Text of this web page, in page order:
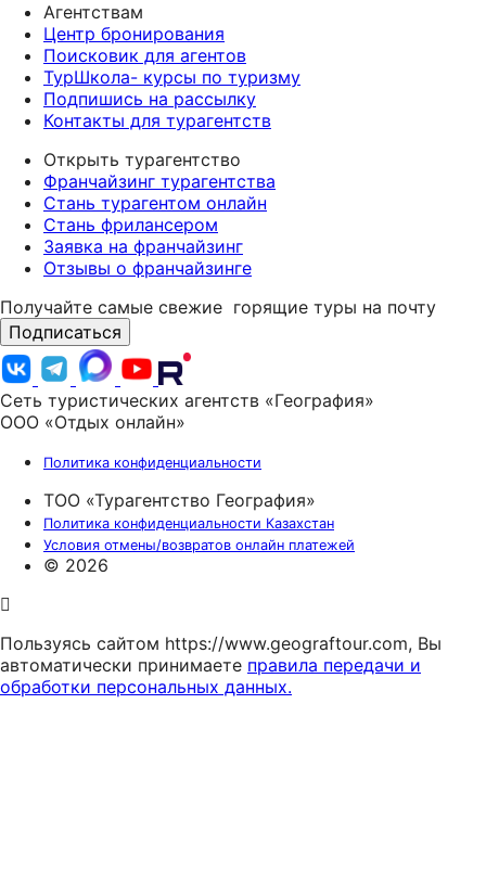
Агентствам
Центр бронирования
Поисковик для агентов
ТурШкола- курсы по туризму
Подпишись на рассылку
Контакты для турагентств
Открыть турагентство
Франчайзинг турагентства
Стань турагентом онлайн
Стань фрилансером
Заявка на франчайзинг
Отзывы о франчайзинге
Получайте самые свежие горящие туры на почту
Подписаться
Сеть туристических агентств «География»
ООО «Отдых онлайн»
Политика конфиденциальности
ТОО «Турагентство География»
Политика конфиденциальности Казахстан
Условия отмены/возвратов онлайн платежей
© 2026
Пользуясь сайтом https://www.geograftour.com, Вы
автоматически принимаете правила передачи и
обработки персональных данных.